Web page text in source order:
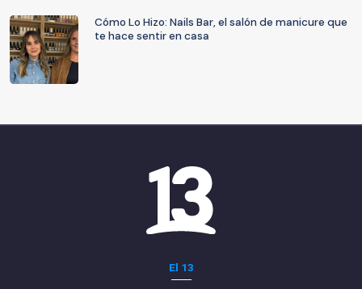
Cómo Lo Hizo: Nails Bar, el salón de manicure que
te hace sentir en casa
El 13